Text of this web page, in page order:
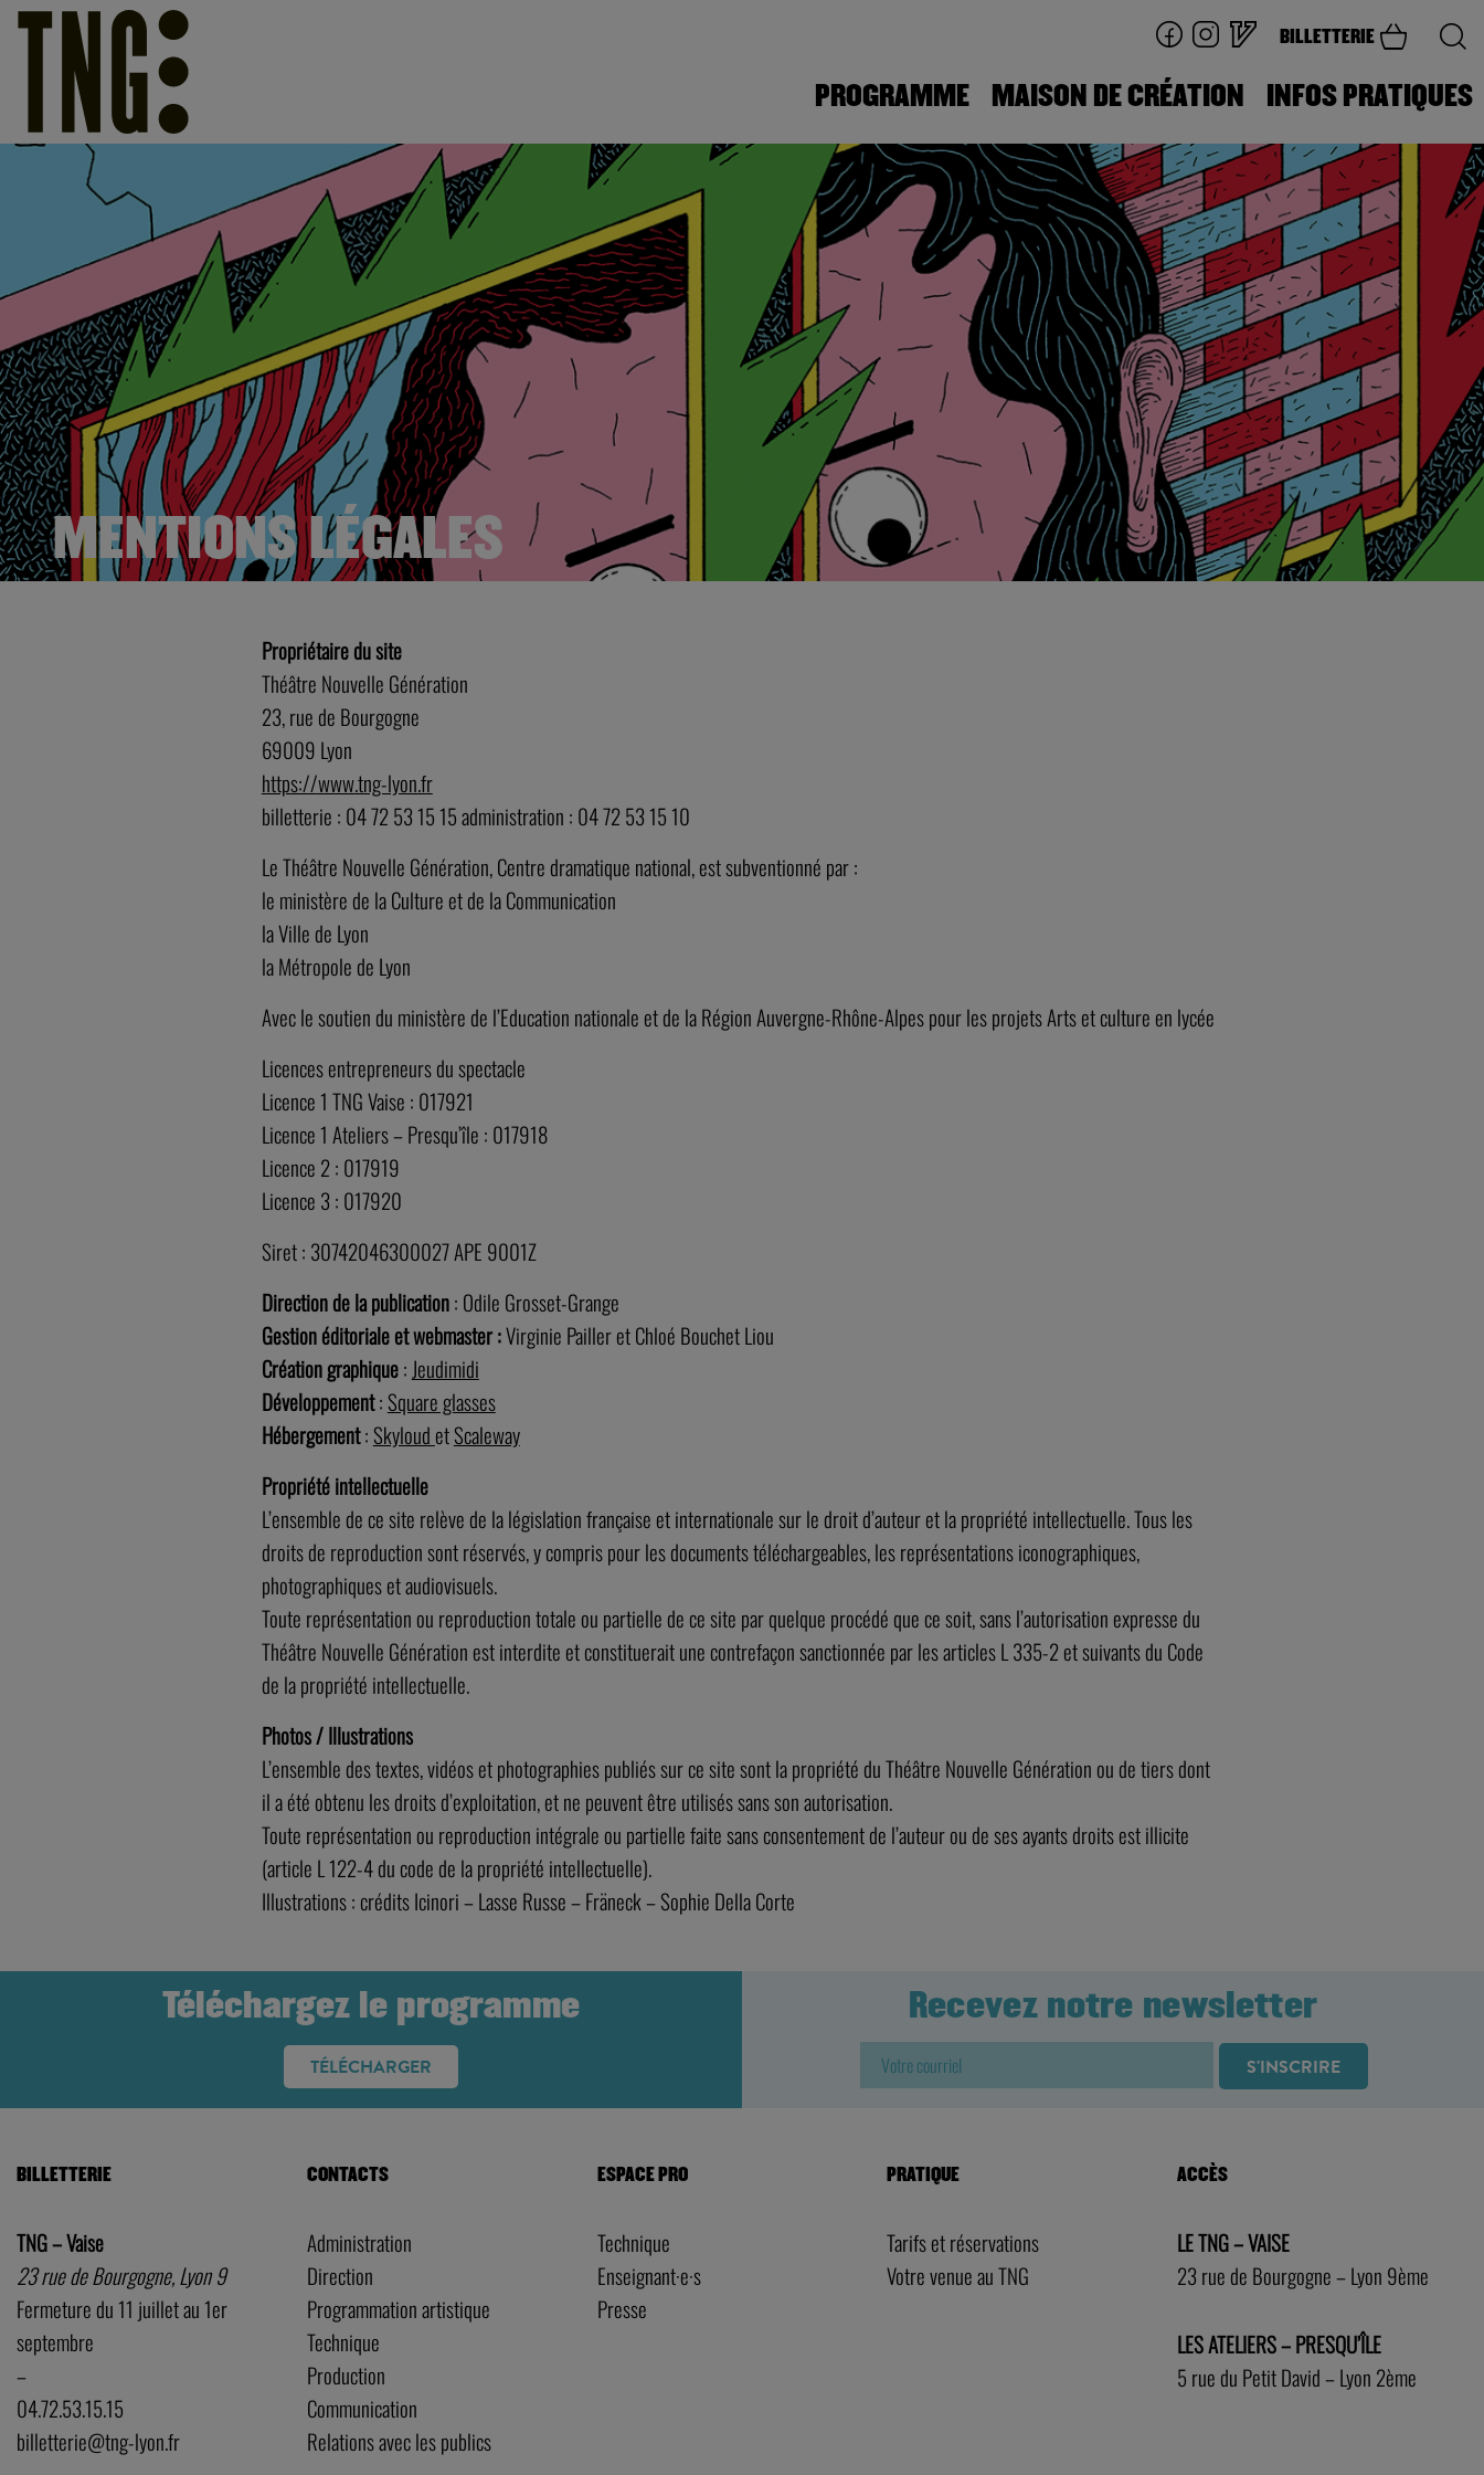
BILLETTERIE
PROGRAMME MAISON DE CRÉATION INFOS PRATIQUES
MENTIONS LÉGALES
Propriétaire du site
Théâtre Nouvelle Génération
23, rue de Bourgogne
69009 Lyon
https://www.tng-lyon.fr
billetterie : 04 72 53 15 15 administration : 04 72 53 15 10
Le Théâtre Nouvelle Génération, Centre dramatique national, est subventionné par :
le ministère de la Culture et de la Communication
la Ville de Lyon
la Métropole de Lyon
Avec le soutien du ministère de l’Education nationale et de la Région Auvergne-Rhône-Alpes pour les projets Arts et culture en lycée
Licences entrepreneurs du spectacle
Licence 1 TNG Vaise : 017921
Licence 1 Ateliers – Presqu’île : 017918
Licence 2 : 017919
Licence 3 : 017920
Siret : 30742046300027 APE 9001Z
Direction de la publication: Odile Grosset-Grange
Gestion éditoriale et webmaster :Virginie Pailler et Chloé Bouchet Liou
Création graphique: Jeudimidi
Développement: Square glasses
Hébergement: Skyloud etScaleway
Propriété intellectuelle
L’ensemble de ce site relève de la législation française et internationale sur le droit d’auteur et la propriété intellectuelle. Tous les
droits de reproduction sont réservés, y compris pour les documents téléchargeables, les représentations iconographiques,
photographiques et audiovisuels.
Toute représentation ou reproduction totale ou partielle de ce site par quelque procédé que ce soit, sans l’autorisation expresse du
Théâtre Nouvelle Génération est interdite et constituerait une contrefaçon sanctionnée par les articles L 335-2 et suivants du Code
de la propriété intellectuelle.
Photos / Illustrations
L’ensemble des textes, vidéos et photographies publiés sur ce site sont la propriété du Théâtre Nouvelle Génération ou de tiers dont
il a été obtenu les droits d’exploitation, et ne peuvent être utilisés sans son autorisation.
Toute représentation ou reproduction intégrale ou partielle faite sans consentement de l’auteur ou de ses ayants droits est illicite
(article L 122-4 du code de la propriété intellectuelle).
Illustrations : crédits Icinori – Lasse Russe – Fräneck – Sophie Della Corte
Téléchargez le programme
TÉLÉCHARGER
Recevez notre newsletter
BILLETTERIE
TNG – Vaise
23 rue de Bourgogne, Lyon 9
Fermeture du 11 juillet au 1er
septembre
–
04.72.53.15.15
billetterie@tng-lyon.fr
CONTACTS
Administration
Direction
Programmation artistique
Technique
Production
Communication
Relations avec les publics
ESPACE PRO
Technique
Enseignant·e·s
Presse
PRATIQUE
Tarifs et réservations
Votre venue au TNG
ACCÈS
LE TNG – VAISE
23 rue de Bourgogne – Lyon 9ème
LES ATELIERS – PRESQU’ÎLE
5 rue du Petit David – Lyon 2ème